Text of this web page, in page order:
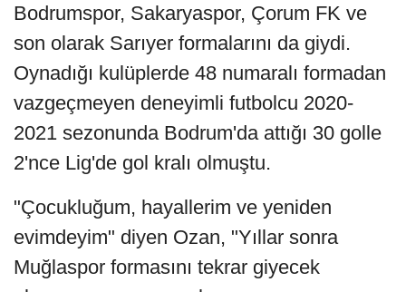
Bodrumspor, Sakaryaspor, Çorum FK ve
son olarak Sarıyer formalarını da giydi.
Oynadığı kulüplerde 48 numaralı formadan
vazgeçmeyen deneyimli futbolcu 2020-
2021 sezonunda Bodrum'da attığı 30 golle
2'nce Lig'de gol kralı olmuştu.
"Çocukluğum, hayallerim ve yeniden
evimdeyim" diyen Ozan, "Yıllar sonra
Muğlaspor formasını tekrar giyecek